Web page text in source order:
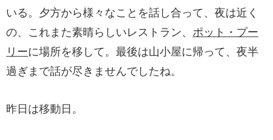
いる。夕方から様々なことを話し合って、夜は近く
の、これまた素晴らしいレストラン、 ポット・プー
リーに場所を移して。最後は山小屋に帰って、夜半
過ぎまで話が尽きませんでしたね。
昨日は移動日。